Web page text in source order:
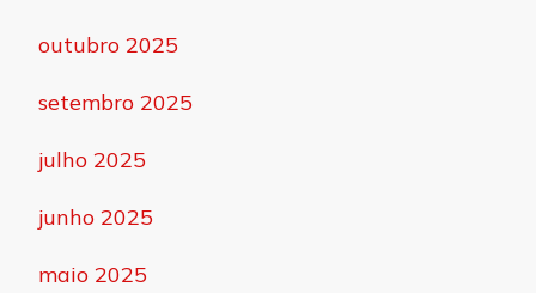
outubro 2025
setembro 2025
julho 2025
junho 2025
maio 2025